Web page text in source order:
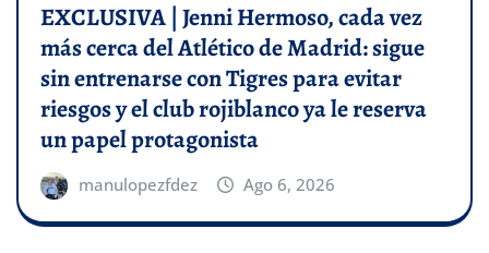
EXCLUSIVA | Jenni Hermoso, cada vez
más cerca del Atlético de Madrid: sigue
sin entrenarse con Tigres para evitar
riesgos y el club rojiblanco ya le reserva
un papel protagonista
manulopezfdez Ago 6, 2026